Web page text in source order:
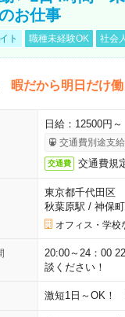
お仕事
ト 職種未経験OK 社会
暇だから明日だけ
日給：12500円
交通費別途支
交通費 交通費規
東京都千代田区
秋葉原駅 / 神保
オフィス・学校
20:00～24：00
談ください！
激短1日～OK！